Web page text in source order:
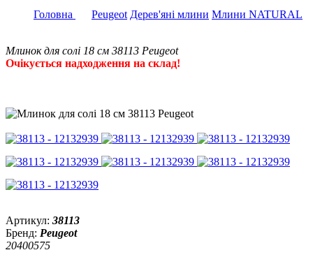
Головна
Peugeot Дерев'яні млини Млини NATURAL
Млинок для солі 18 см 38113 Peugeot
Очікується надходження на склад!
Артикул: 38113
Бренд: Peugeot
20400575